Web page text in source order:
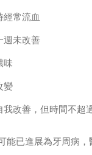
經常流血
週未改善
味
變
我改善，但時間不超
能已進展為牙周病，